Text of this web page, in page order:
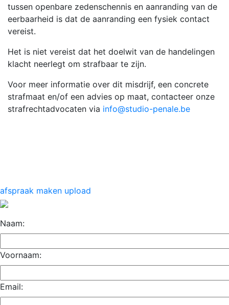
tussen openbare zedenschennis en aanranding van de
eerbaarheid is dat de aanranding een fysiek contact
vereist.
Het is niet vereist dat het doelwit van de handelingen
klacht neerlegt om strafbaar te zijn.
Voor meer informatie over dit misdrijf, een concrete
strafmaat en/of een advies op maat, contacteer onze
strafrechtadvocaten via info@studio-penale.be
Delen
afspraak maken upload
Naam:
Voornaam:
Email: